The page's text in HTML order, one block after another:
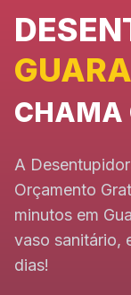
CHAMA
A
Orçamento
minutos em
vaso sanitário,
dias!